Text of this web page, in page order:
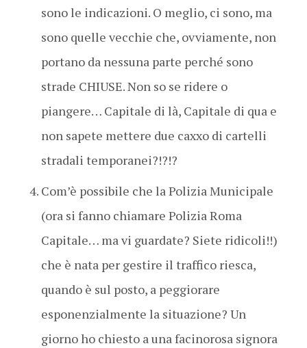
sono le indicazioni. O meglio, ci sono, ma
sono quelle vecchie che, ovviamente, non
portano da nessuna parte perché sono
strade CHIUSE. Non so se ridere o
piangere… Capitale di là, Capitale di qua e
non sapete mettere due caxxo di cartelli
stradali temporanei?!?!?
Com’è possibile che la Polizia Municipale
(ora si fanno chiamare Polizia Roma
Capitale… ma vi guardate? Siete ridicoli!!)
che è nata per gestire il traffico riesca,
quando è sul posto, a peggiorare
esponenzialmente la situazione? Un
giorno ho chiesto a una facinorosa signora